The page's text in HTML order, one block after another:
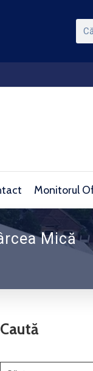
Monitorul
Mică
Caută